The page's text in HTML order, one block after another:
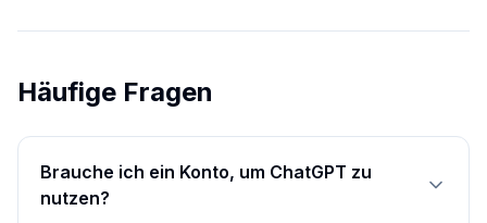
Häufige Fragen
Brauche ich ein Konto, um ChatGPT zu
nutzen?